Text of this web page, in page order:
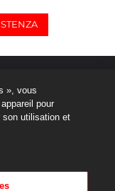
», vous
pour
son utilisation et